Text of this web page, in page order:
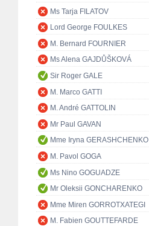
Ms Tarja FILATOV
Lord George FOULKES
M. Bernard FOURNIER
Ms Alena GAJDŮŠKOVÁ
Sir Roger GALE
M. Marco GATTI
M. André GATTOLIN
Mr Paul GAVAN
Mme Iryna GERASHCHENKO
M. Pavol GOGA
Ms Nino GOGUADZE
Mr Oleksii GONCHARENKO
Mme Miren GORROTXATEGI
M. Fabien GOUTTEFARDE